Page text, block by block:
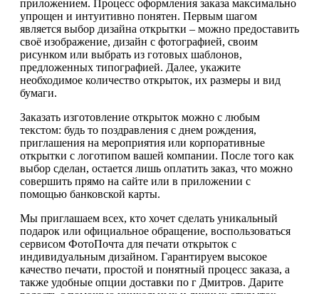
приложением. Процесс оформления заказа максимально
упрощен и интуитивно понятен. Первым шагом
является выбор дизайна открытки – можно предоставить
своё изображение, дизайн с фотографией, своим
рисунком или выбрать из готовых шаблонов,
предложенных типографией. Далее, укажите
необходимое количество открыток, их размеры и вид
бумаги.
Заказать изготовление открыток можно с любым
текстом: будь то поздравления с днем рождения,
приглашения на мероприятия или корпоративные
открытки с логотипом вашей компании. После того как
выбор сделан, остается лишь оплатить заказ, что можно
совершить прямо на сайте или в приложении с
помощью банковской карты.
Мы приглашаем всех, кто хочет сделать уникальный
подарок или официальное обращение, воспользоваться
сервисом ФотоПочта для печати открыток с
индивидуальным дизайном. Гарантируем высокое
качество печати, простой и понятный процесс заказа, а
также удобные опции доставки по г Дмитров. Дарите